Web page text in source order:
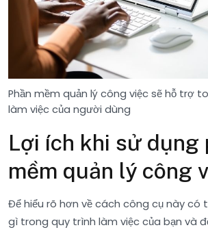
Phần mềm quản lý công việc sẽ hỗ trợ
làm việc của người dùng
Lợi ích khi sử dụng
mềm quản lý công
Để hiểu rõ hơn về cách công cụ này có
gì trong quy trình làm việc của bạn và